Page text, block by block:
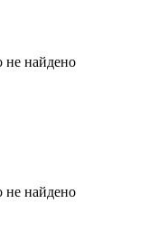
не найдено
не найдено